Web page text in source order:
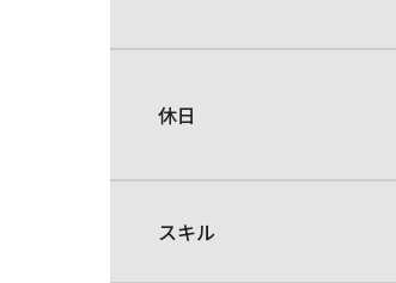
休日
スキル